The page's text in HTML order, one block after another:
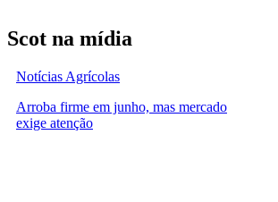
Scot na mídia
Notícias Agrícolas
Arroba firme em junho, mas mercado
exige atenção